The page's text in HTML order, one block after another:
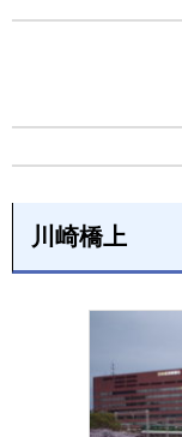
川崎橋上